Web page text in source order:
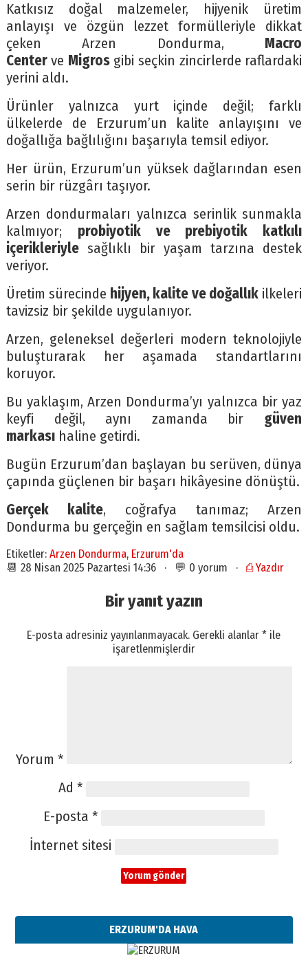
Katkısız doğal malzemeler, hijyenik üretim
anlayışı ve özgün lezzet formülleriyle dikkat
çeken Arzen Dondurma, Macro
Centerve Migrosgibi seçkin zincirlerde raflardaki
yerini aldı.
Ürünler yalnızca yurt içinde değil; farklı
ülkelerde de Erzurum’un kalite anlayışını ve
doğallığa bağlılığını başarıyla temsil ediyor.
Her ürün, Erzurum’un yüksek dağlarından esen
serin bir rüzgârı taşıyor.
Arzen dondurmaları yalnızca serinlik sunmakla
kalmıyor; probiyotik ve prebiyotik katkılı
içerikleriylesağlıklı bir yaşam tarzına destek
veriyor.
Üretim sürecinde hijyen, kalite ve doğallıkilkeleri
tavizsiz bir şekilde uygulanıyor.
Arzen, geleneksel değerleri modern teknolojiyle
buluşturarak her aşamada standartlarını
koruyor.
Bu yaklaşım, Arzen Dondurma’yı yalnızca bir yaz
keyfi değil, aynı zamanda bir güven
markasıhaline getirdi.
Bugün Erzurum’dan başlayan bu serüven, dünya
çapında güçlenen bir başarı hikâyesine dönüştü.
Gerçek kalite, coğrafya tanımaz; Arzen
Dondurma bu gerçeğin en sağlam temsilcisi oldu.
Etiketler: Arzen Dondurma, Erzurum'da
📆 28 Nisan 2025 Pazartesi 14:36 · 💬 0 yorum · ⎙ Yazdır
Bir yanıt yazın
E-posta adresiniz yayınlanmayacak. Gerekli alanlar* ile
işaretlenmişlerdir
Yorum *
Ad *
E-posta *
İnternet sitesi
ERZURUM'DA HAVA